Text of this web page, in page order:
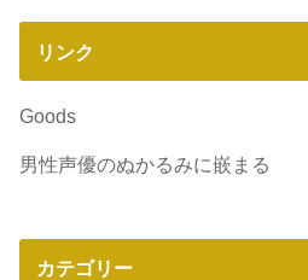
リンク
Goods
男性声優のぬかるみに嵌まる
カテゴリー